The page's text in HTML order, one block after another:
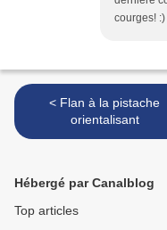
courges! :)
< Flan à la pistache
orientalisant
Hébergé par Canalblog
Top articles